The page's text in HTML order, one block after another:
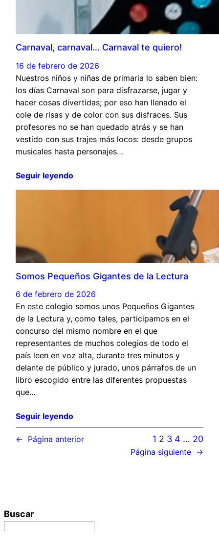
Carnaval, carnaval… Carnaval te quiero!
16 de febrero de 2026
Nuestros niños y niñas de primaria lo saben bien:
los días Carnaval son para disfrazarse, jugar y
hacer cosas divertidas; por eso han llenado el
cole de risas y de color con sus disfraces. Sus
profesores no se han quedado atrás y se han
vestido con sus trajes más locos: desde grupos
musicales hasta personajes…
Seguir leyendo
Somos Pequeños Gigantes de la Lectura
6 de febrero de 2026
En este colegio somos unos Pequeños Gigantes
de la Lectura y, como tales, participamos en el
concurso del mismo nombre en el que
representantes de muchos colegios de todo el
país leen en voz alta, durante tres minutos y
delante de público y jurado, unos párrafos de un
libro escogido entre las diferentes propuestas
que…
Seguir leyendo
← Página anterior 1 2 3 4 … 20
Página siguiente →
Buscar